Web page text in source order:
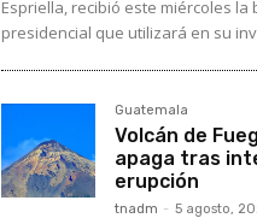
Espriella, recibió este miércoles la
presidencial que utilizará en su
Guatemala
Volcán de
apaga tras
erupción
tnadm - 5 agosto,